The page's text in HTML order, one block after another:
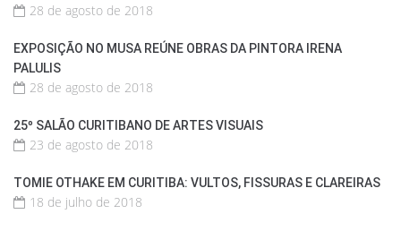
28 de agosto de 2018
EXPOSIÇÃO NO MUSA REÚNE OBRAS DA PINTORA IRENA
PALULIS
28 de agosto de 2018
25º SALÃO CURITIBANO DE ARTES VISUAIS
23 de agosto de 2018
TOMIE OTHAKE EM CURITIBA: VULTOS, FISSURAS E CLAREIRAS
18 de julho de 2018